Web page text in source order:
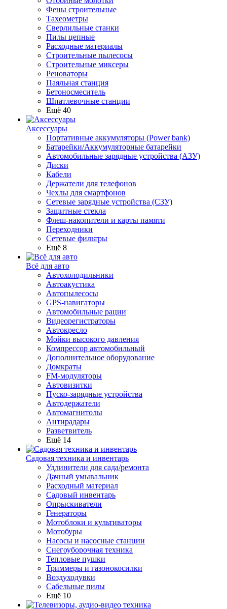
Фены строительные
Тахеометры
Сверлильные станки
Пилы цепные
Расходные материалы
Строительные пылесосы
Строительные миксеры
Реноваторы
Паяльная станция
Бетоносмеситель
Шпатлевочные станции
Ещё 40
Аксессуары
Портативные аккумуляторы (Power bank)
Батарейки/Аккумуляторные батарейки
Автомобильные зарядные устройства (АЗУ)
Диски
Кабели
Держатели для телефонов
Чехлы для смартфонов
Сетевые зарядные устройства (СЗУ)
Защитные стекла
Флеш-накопители и карты памяти
Переходники
Сетевые фильтры
Ещё 8
Всё для авто
Автохолодильники
Автоакустика
Автопылесосы
GPS-навигаторы
Автомобильные рации
Видеорегистраторы
Автокресло
Мойки высокого давления
Компрессор автомобильный
Дополнительное оборудование
Домкраты
FM-модуляторы
Автовизитки
Пуско-зарядные устройства
Автодержатели
Автомагнитолы
Антирадары
Разветвитель
Ещё 14
Садовая техника и инвентарь
Удлинители для сада/ремонта
Дачный умывальник
Расходный материал
Садовый инвентарь
Опрыскиватели
Генераторы
Мотоблоки и культиваторы
Мотобуры
Насосы и насосные станции
Снегоуборочная техника
Тепловые пушки
Триммеры и газонокосилки
Воздуходувки
Сабельные пилы
Ещё 10